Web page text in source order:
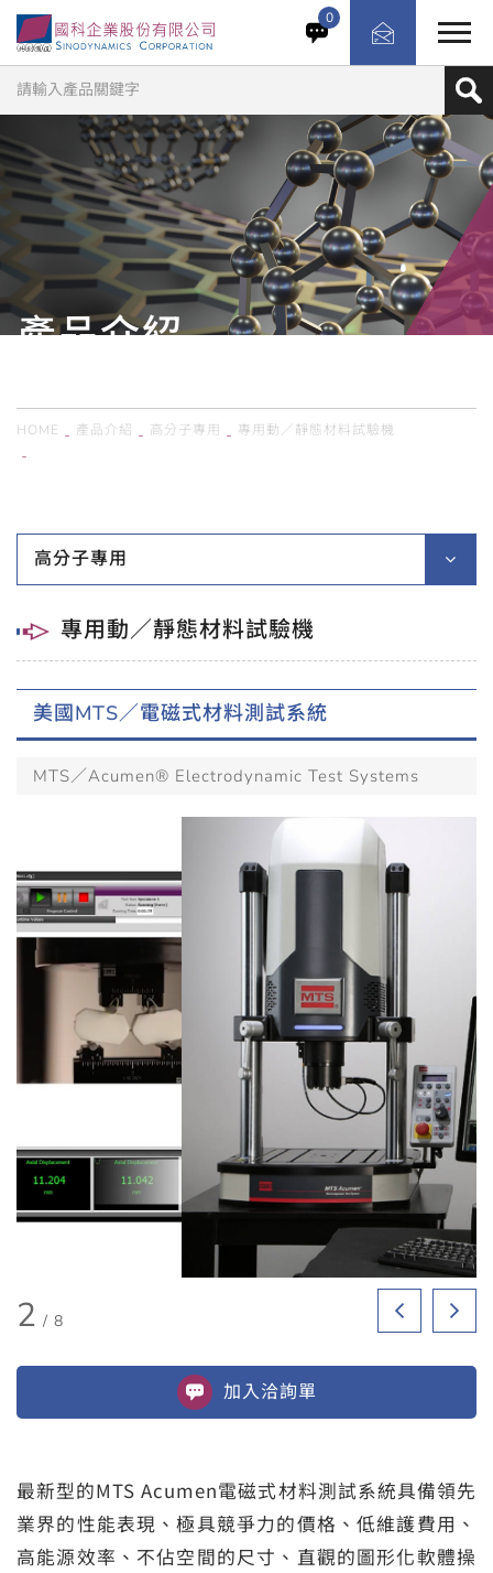
最新型的MTS Acumen電磁式材料測試系統具備領先業界的
性能表現、極具競爭力的價格、低維護費用、高能源效率、
不佔空間的尺寸、直觀的圖形化軟體操作、低分貝運作、無
需使用機油等優點，針對生醫或高科技電子領域的材料疲勞
測試提供最精準的數據結果，這對於提高材料和組件的效
率，可靠性和性能至關重要。
0
產品介紹
HOME 產品介紹 高分子專用
專用動／靜態材料試驗機
高分子專用
專用動／靜態材料試驗機
美國MTS／電磁式材料測試系統
MTS／Acumen® Electrodynamic Test Systems
2 / 8
加入洽詢單
最新型的MTS Acumen電磁式材料測試系統具備領先
業界的性能表現、極具競爭力的價格、低維護費用、
高能源效率、不佔空間的尺寸、直觀的圖形化軟體操